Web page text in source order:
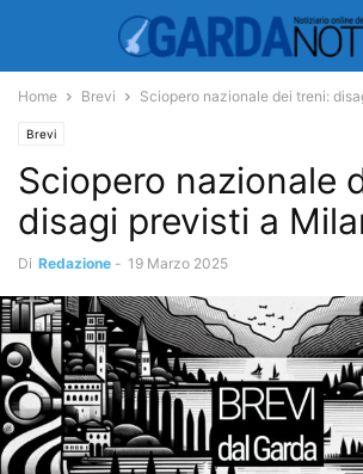
Home Brevi Sciopero nazionale dei treni:
Brevi
Sciopero nazionale
disagi previsti a
Di Redazione - 19 Marzo 2025